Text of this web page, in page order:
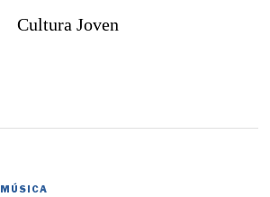
Cultura Joven
MÚSICA